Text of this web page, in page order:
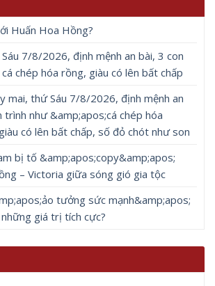
Huấn Hoa Hồng?
7/8/2026, định mệnh an bài, 3 con
chép hóa rồng, giàu có lên bất chấp
mai, thứ Sáu 7/8/2026, định mệnh an
trình như &amp;apos;cá chép hóa
có lên bất chấp, số đỏ chót như son
bị tố &amp;apos;copy&amp;apos;
– Victoria giữa sóng gió gia tộc
tưởng sức mạnh&amp;apos;
giá trị tích cực?